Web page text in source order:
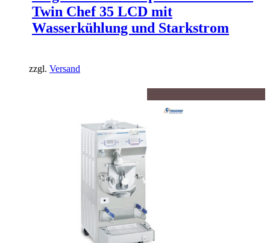
Twin Chef 35 LCD mit
Wasserkühlung und Starkstrom
zzgl. Versand